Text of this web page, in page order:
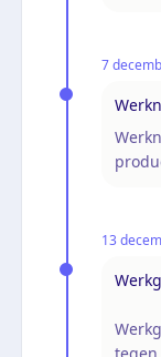
7
13